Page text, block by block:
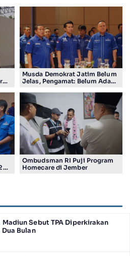
Musda Demokrat Jatim Belum
Jelas, Pengamat: Belum Ada
Aman dari Evaluasi DPP
Ombudsman RI Puji Program
Homecare di Jember
Madiun Sebut TPA Diperkirakan
Bulan